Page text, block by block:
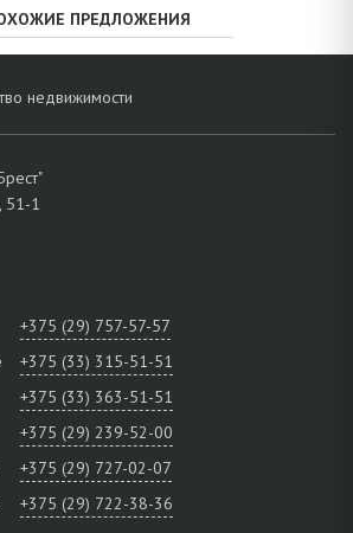
ПРЕДЛОЖЕНИЯ
недвижимости
51-1
+375 (29) 757-57-57
+375 (33) 315-51-51
+375 (33) 363-51-51
+375 (29) 239-52-00
+375 (29) 727-02-07
+375 (29) 722-38-36